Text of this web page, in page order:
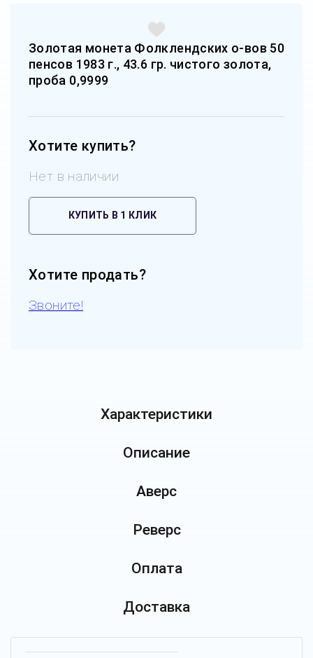
Золотая монета Фолклендских о-вов 50
пенсов 1983 г., 43.6 гр. чистого золота,
проба 0,9999
Хотите купить?
Нет в наличии
КУПИТЬ В 1 КЛИК
Хотите продать?
Звоните!
Характеристики
Описание
Аверс
Реверс
Оплата
Доставка